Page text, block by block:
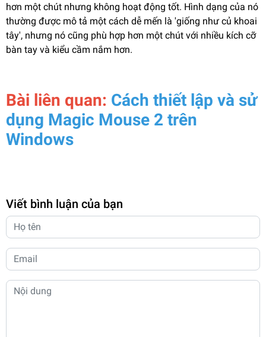
hơn một chút nhưng không hoạt động tốt. Hình dạng của nó
thường được mô tả một cách dễ mến là 'giống như củ khoai
tây', nhưng nó cũng phù hợp hơn một chút với nhiều kích cỡ
bàn tay và kiểu cầm nắm hơn.
Bài liên quan: Cách thiết lập và sử
dụng Magic Mouse 2 trên
Windows
Viết bình luận của bạn